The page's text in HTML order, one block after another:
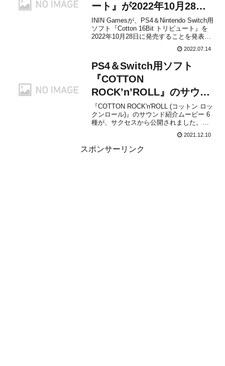
ート』が2022年10月28日
に発売決定！
ININ Gamesが、PS4＆Nintendo Switch用
ソフト『Cotton 16Bit トリビュート』を
2022年10月28日に発売することを発表し
ました。販売価格はパッケージ通常版が
5,830円(税込)、スペシャルパックが8,470
円(税込)に設定されています。【スペ...
2022.07.14
PS4＆Switch用ソフト
『COTTON
ROCK’n’ROLL』のサウン
ド紹介ムービー 6種が公
開！
『COTTON ROCK'n'ROLL (コットン ロッ
クンロール)』のサウンド紹介ムービー 6
種が、サクセスから公開されました。下
ます。初代『コットン』再現ステージ
2021年12月23日発売『コットンロックン
ロール』のサウンドアレンジャー＆コ...
2021.12.10
スポンサーリンク